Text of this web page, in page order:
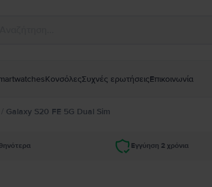
ΚονσόλεςΣυχνές ερωτήσειςΕπικοινωνία
/ Galaxy S20 FE 5G Dual Sim
Εγγύηση 2 χρόνια